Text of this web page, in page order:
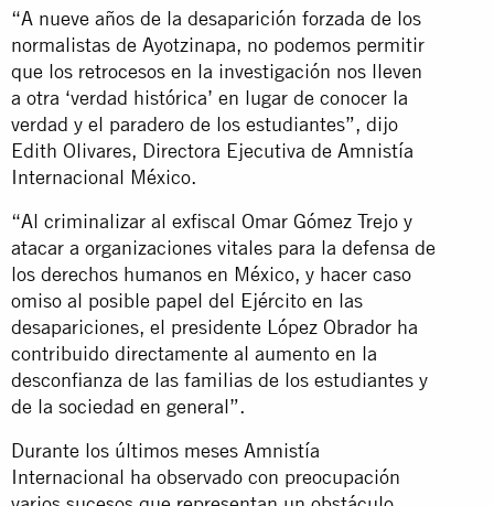
“A nueve años de la desaparición forzada de los
normalistas de Ayotzinapa, no podemos permitir
que los retrocesos en la investigación nos lleven
a otra ‘verdad histórica’ en lugar de conocer la
verdad y el paradero de los estudiantes”, dijo
Edith Olivares, Directora Ejecutiva de Amnistía
Internacional México.
“Al criminalizar al exfiscal Omar Gómez Trejo y
atacar a organizaciones vitales para la defensa de
los derechos humanos en México, y hacer caso
omiso al posible papel del Ejército en las
desapariciones, el presidente López Obrador ha
contribuido directamente al aumento en la
desconfianza de las familias de los estudiantes y
de la sociedad en general”.
Durante los últimos meses Amnistía
Internacional ha observado con preocupación